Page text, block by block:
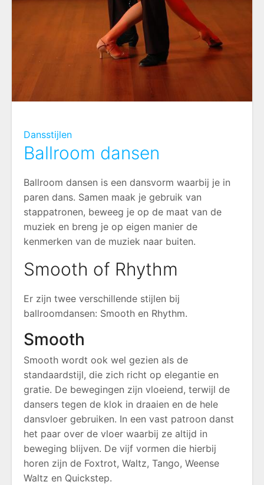
Dansstijlen
Ballroom dansen
Ballroom dansen is een dansvorm waarbij je in
paren dans. Samen maak je gebruik van
stappatronen, beweeg je op de maat van de
muziek en breng je op eigen manier de
kenmerken van de muziek naar buiten.
Smooth of Rhythm
Er zijn twee verschillende stijlen bij
ballroomdansen: Smooth en Rhythm.
Smooth
Smooth wordt ook wel gezien als de
standaardstijl, die zich richt op elegantie en
gratie. De bewegingen zijn vloeiend, terwijl de
dansers tegen de klok in draaien en de hele
dansvloer gebruiken. In een vast patroon danst
het paar over de vloer waarbij ze altijd in
beweging blijven. De vijf vormen die hierbij
horen zijn de Foxtrot, Waltz, Tango, Weense
Waltz en Quickstep.